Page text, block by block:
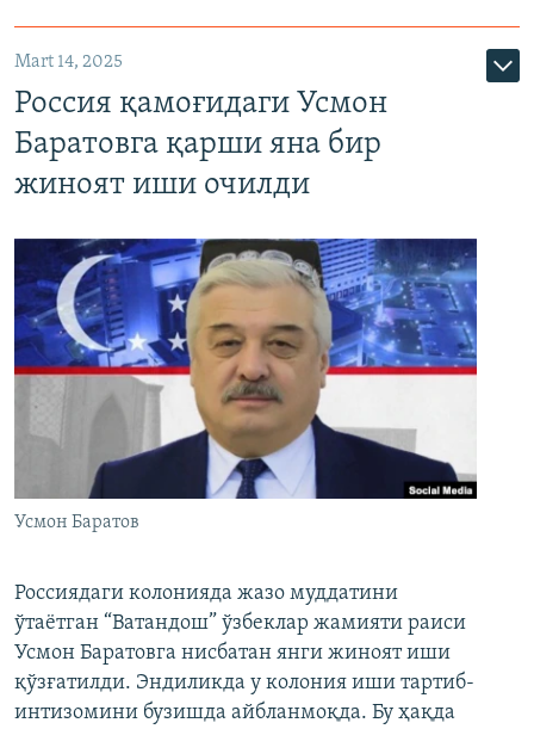
Mart 14, 2025
Россия қамоғидаги Усмон
Баратовга қарши яна бир
жиноят иши очилди
Усмон Баратов
Россиядаги колонияда жазо муддатини
ўтаётган “Ватандош” ўзбеклар жамияти раиси
Усмон Баратовга нисбатан янги жиноят иши
қўзғатилди. Эндиликда у колония иши тартиб-
интизомини бузишда айбланмоқда. Бу ҳақда